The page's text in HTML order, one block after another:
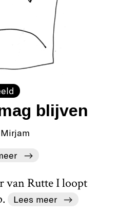
blijven
Mirjam
van Rutte I loopt
Lees meer